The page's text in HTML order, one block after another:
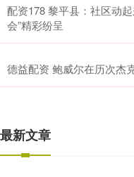
配资178 黎平县：社区动
会”精彩纷呈
德益配资 鲍威尔在历次杰
最新文章